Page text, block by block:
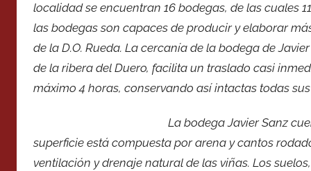
localidad se encuentran 16 bodegas, de las cuales
las bodegas son capaces de producir y elaborar
de la D.O. Rueda. La cercanía de la bodega de
de la ribera del Duero, facilita un traslado casi
máximo 4 horas, conservando así intactas todas
La bodega Javier Sanz
superficie está compuesta por arena y cantos
ventilación y drenaje natural de las viñas. Los